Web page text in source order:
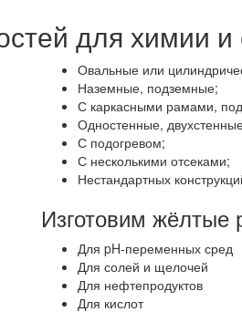
для химии
Овальные или
Наземные, подземные;
С каркасными рамами,
Одностенные,
С подогревом;
С несколькими отсеками;
Нестандартных
Изготовим жёлтые
Для pH-переменных сред
Для солей и щелочей
Для нефтепродуктов
Для кислот